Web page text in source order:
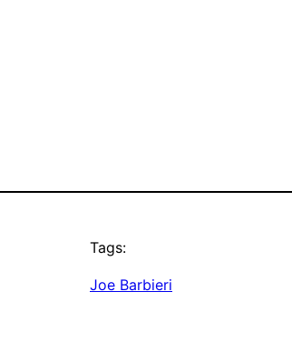
Tags:
Joe Barbieri